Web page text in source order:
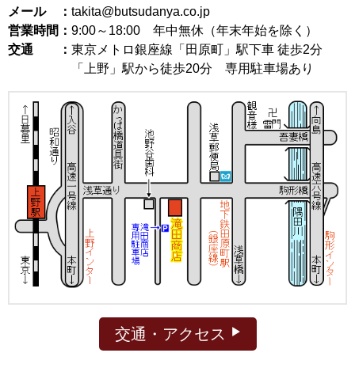
メール ： takita@butsudanya.co.jp
営業時間： 9:00～18:00 年中無休（年末年始を除く）
交通 ： 東京メトロ銀座線「田原町」駅下車 徒歩2分
「上野」駅から徒歩20分 専用駐車場あり
交通・アクセス